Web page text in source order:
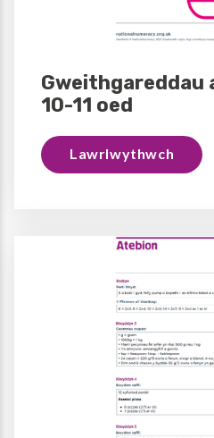
Gweithgareddau
10-11 oed
Lawrlwythwch